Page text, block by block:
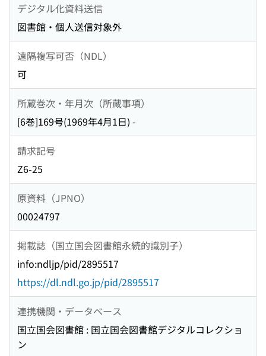
デジタル化資料送信
図書館・個人送信対象外
遠隔複写可否（NDL）
可
所蔵巻次・年月次（所蔵事項）
[6巻]169号(1969年4月1日) -
請求記号
Z6-25
原資料（JPNO）
00024797
掲載誌（国立国会図書館永続的識別子）
info:ndljp/pid/2895517
https://dl.ndl.go.jp/pid/2895517
連携機関・データベース
国立国会図書館 : 国立国会図書館デジタルコレクショ
ン